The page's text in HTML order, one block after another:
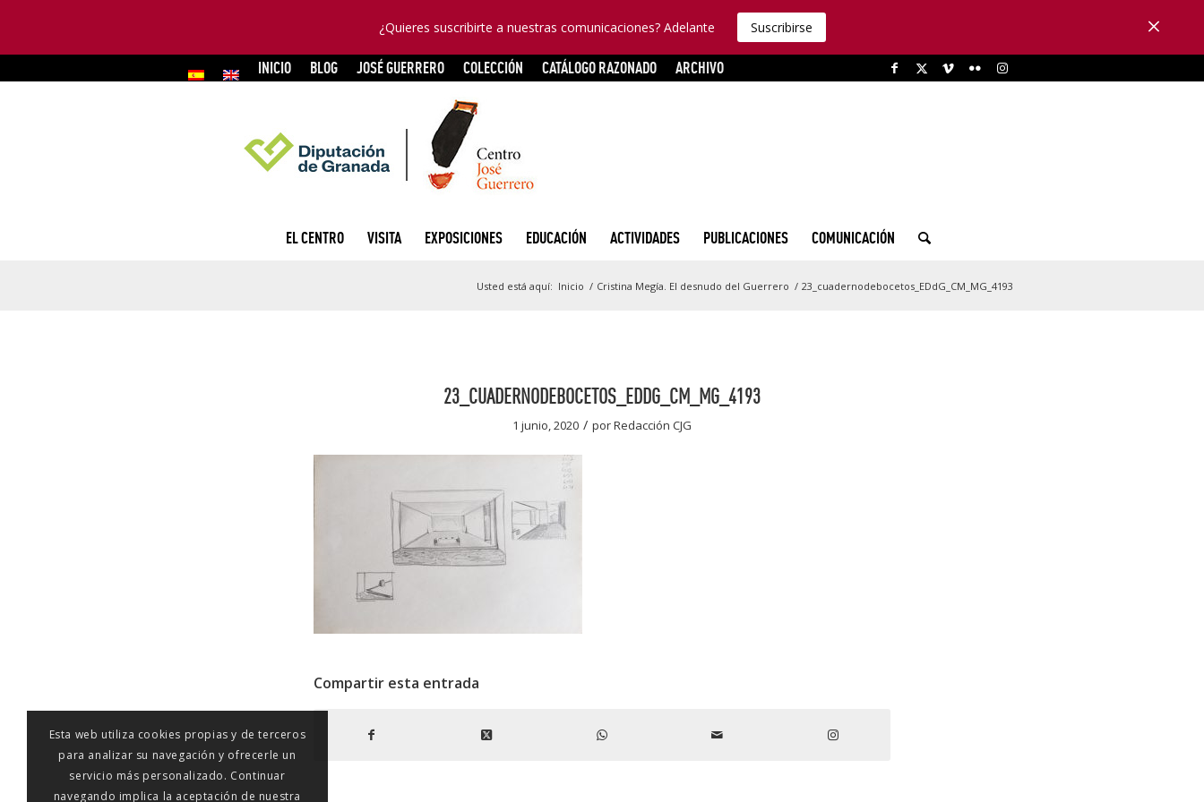
¿Quieres suscribirte a nuestras comunicaciones? Adelante Suscribirse
INICIO BLOG JOSÉ GUERRERO COLECCIÓN CATÁLOGO RAZONADO ARCHIVO
EL CENTRO VISITA EXPOSICIONES EDUCACIÓN ACTIVIDADES PUBLICACIONES COMUNICACIÓN
Usted está aquí: Inicio / Cristina Megía. El desnudo del Guerrero / 23_cuadernodebocetos_EDdG_CM_MG_4193
23_CUADERNODEBOCETOS_EDDG_CM_MG_4193
1 junio, 2020 / porRedacción CJG
Compartir esta entrada
Esta web utiliza cookies propias y de terceros
para analizar su navegación y ofrecerle un
servicio más personalizado. Continuar
navegando implica la aceptación de nuestra